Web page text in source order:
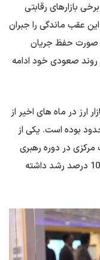
بازارهای رقابتی
عقب ماندگی را جبران
صورت حفظ جریان
روند صعودی خود ادامه
ارز در ماه های اخیر از
بوده است. یکی از
مرکزی در دوره رهبری
جدید است. بازار ارز در 6 ماه گذشته کمتر از 10 درصد رشد داشته